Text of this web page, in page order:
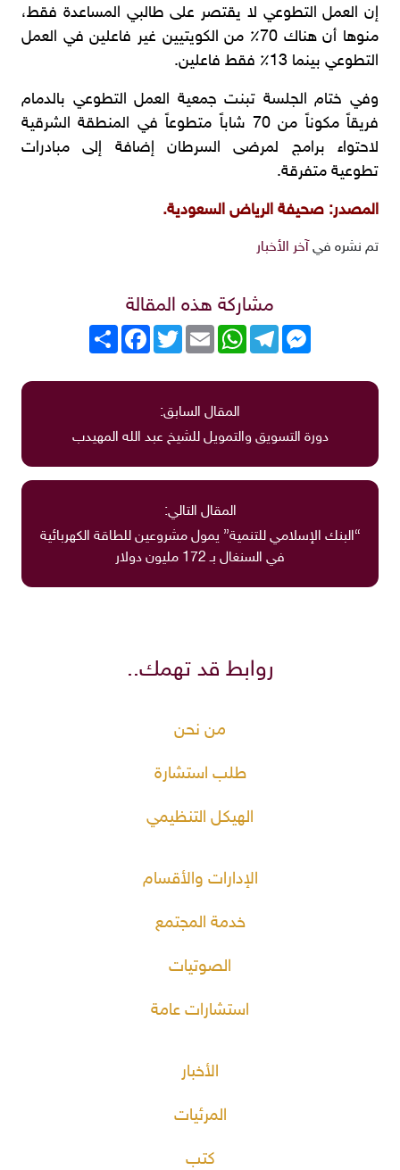
إن العمل التطوعي لا يقتصر على طالبي المساعدة فقط،
منوها أن هناك 70٪ من الكويتيين غير فاعلين في العمل
التطوعي بينما 13٪ فقط فاعلين.
وفي ختام الجلسة تبنت جمعية العمل التطوعي بالدمام
فريقاً مكوناً من 70 شاباً متطوعاً في المنطقة الشرقية
لاحتواء برامج لمرضى السرطان إضافة إلى مبادرات
تطوعية متفرقة.
المصدر: صحيفة الرياض السعودية.
تم نشره في آخر الأخبار
مشاركة هذه المقالة
انشر
FacebookTwitterEmail
WhatsAppTelegram
Messenger
المقال السابق:
دورة التسويق والتمويل للشيخ عبد الله المهيدب
المقال التالي:
“البنك الإسلامي للتنمية” يمول مشروعين للطاقة الكهربائية
في السنغال بـ 172 مليون دولار
روابط قد تهمك..
من نحن
طلب استشارة
الهيكل التنظيمي
الإدارات والأقسام
خدمة المجتمع
الصوتيات
استشارات عامة
الأخبار
المرئيات
كتب